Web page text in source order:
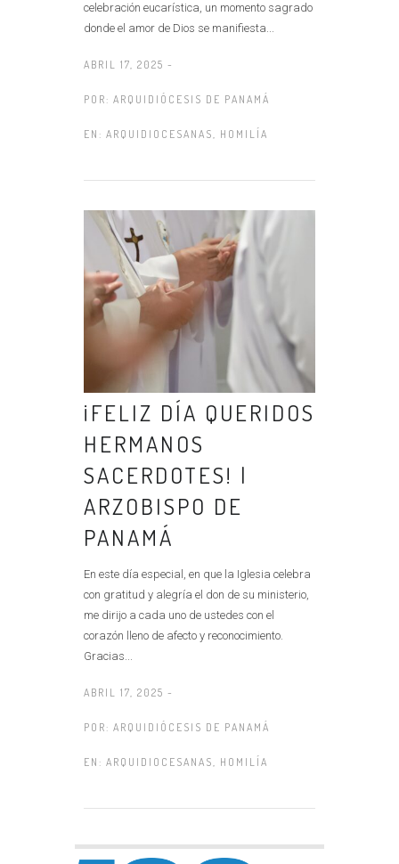
celebración eucarística, un momento sagrado
donde el amor de Dios se manifiesta...
ABRIL 17, 2025 -
POR: ARQUIDIÓCESIS DE PANAMÁ
EN: ARQUIDIOCESANAS, HOMILÍA
¡FELIZ DÍA QUERIDOS
HERMANOS
SACERDOTES! |
ARZOBISPO DE
PANAMÁ
En este día especial, en que la Iglesia celebra
con gratitud y alegría el don de su ministerio,
me dirijo a cada uno de ustedes con el
corazón lleno de afecto y reconocimiento.
Gracias...
ABRIL 17, 2025 -
POR: ARQUIDIÓCESIS DE PANAMÁ
EN: ARQUIDIOCESANAS HOMILÍA